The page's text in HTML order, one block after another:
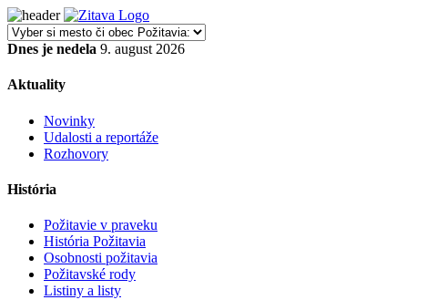
Dnes je nedela 9. august 2026
Aktuality
Novinky
Udalosti a reportáže
Rozhovory
História
Požitavie v praveku
História Požitavia
Osobnosti požitavia
Požitavské rody
Listiny a listy